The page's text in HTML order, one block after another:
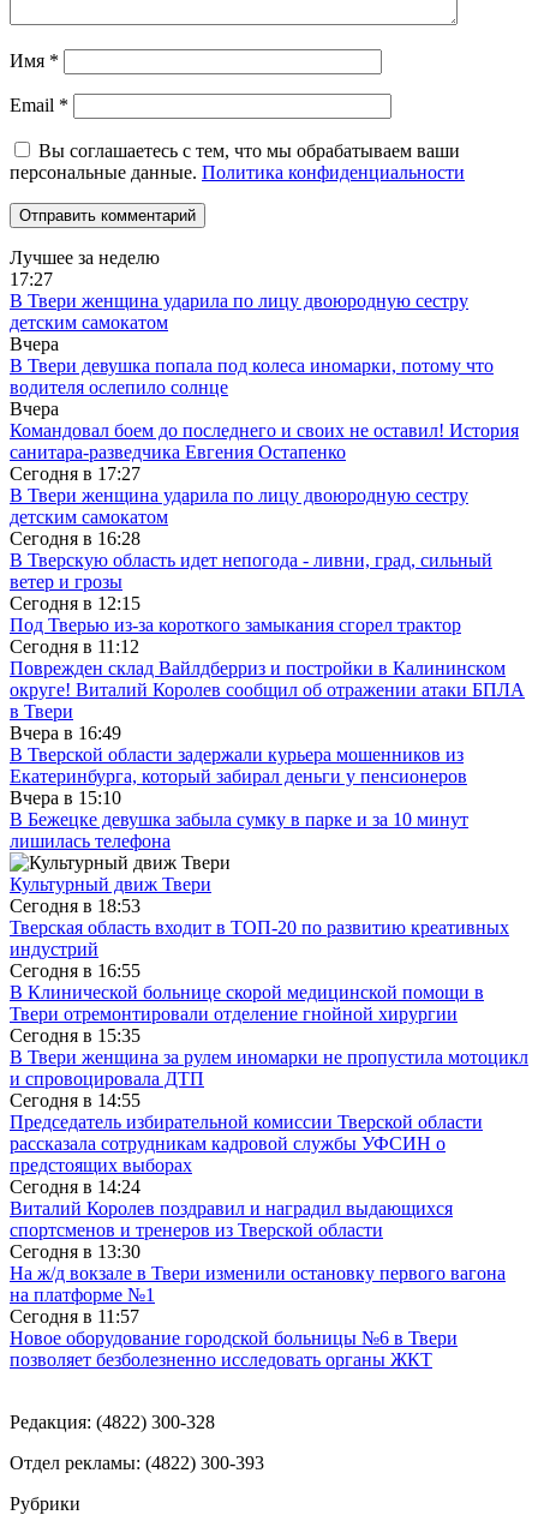
Имя *
Email *
Вы соглашаетесь с тем, что мы обрабатываем ваши
персональные данные. Политика конфиденциальности
Лучшее за неделю
17:27
В Твери женщина ударила по лицу двоюродную сестру
детским самокатом
Вчера
В Твери девушка попала под колеса иномарки, потому что
водителя ослепило солнце
Вчера
Командовал боем до последнего и своих не оставил! История
санитара-разведчика Евгения Остапенко
Сегодня в 17:27
В Твери женщина ударила по лицу двоюродную сестру
детским самокатом
Сегодня в 16:28
В Тверскую область идет непогода - ливни, град, сильный
ветер и грозы
Сегодня в 12:15
Под Тверью из-за короткого замыкания сгорел трактор
Сегодня в 11:12
Поврежден склад Вайлдберриз и постройки в Калининском
округе! Виталий Королев сообщил об отражении атаки БПЛА
в Твери
Вчера в 16:49
В Тверской области задержали курьера мошенников из
Екатеринбурга, который забирал деньги у пенсионеров
Вчера в 15:10
В Бежецке девушка забыла сумку в парке и за 10 минут
лишилась телефона
Культурный движ Твери
Сегодня в 18:53
Тверская область входит в ТОП-20 по развитию креативных
индустрий
Сегодня в 16:55
В Клинической больнице скорой медицинской помощи в
Твери отремонтировали отделение гнойной хирургии
Сегодня в 15:35
В Твери женщина за рулем иномарки не пропустила мотоцикл
и спровоцировала ДТП
Сегодня в 14:55
Председатель избирательной комиссии Тверской области
рассказала сотрудникам кадровой службы УФСИН о
предстоящих выборах
Сегодня в 14:24
Виталий Королев поздравил и наградил выдающихся
спортсменов и тренеров из Тверской области
Сегодня в 13:30
На ж/д вокзале в Твери изменили остановку первого вагона
на платформе №1
Сегодня в 11:57
Новое оборудование городской больницы №6 в Твери
позволяет безболезненно исследовать органы ЖКТ
Редакция: (4822) 300-328
Отдел рекламы: (4822) 300-393
Рубрики